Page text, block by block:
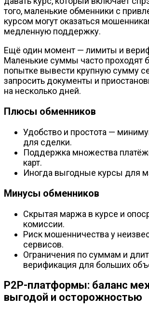
того, маленькие обменники с
курсом могут оказаться
медленную поддержку.
Ещё один момент — лимиты и
Маленькие суммы часто проходят
попытке вывести крупную сумму
запросить документы и
на несколько дней.
Плюсы обменников
Удобство и простота —
для сделки.
Поддержка множества
карт.
Иногда выгодные курсы для
Минусы обменников
Скрытая маржа в курсе и
комиссии.
Риск мошенничества у
сервисов.
Ограничения по суммам и
верификация для больших
P2P-платформы: баланс
выгодой и осторожностью